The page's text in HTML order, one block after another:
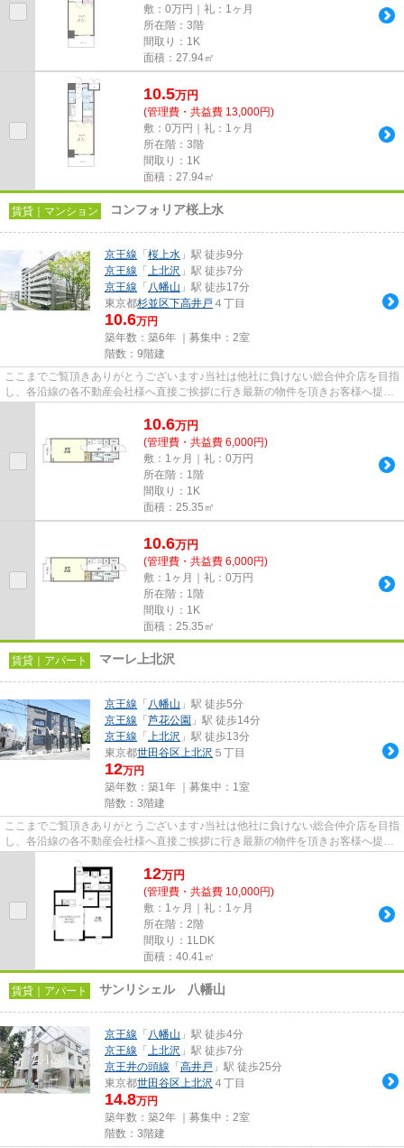
敷：0万円｜礼：1ヶ月
所在階：3階
間取り：1K
面積：27.94㎡
10.5万円
(管理費・共益費 13,000円)
敷：0万円｜礼：1ヶ月
所在階：3階
間取り：1K
面積：27.94㎡
賃貸｜マンション コンフォリア桜上水
京王線 「 桜上水 」駅 徒歩9分
京王線 「 上北沢 」駅 徒歩7分
京王線 「 八幡山 」駅 徒歩17分
東京都杉並区下高井戸 ４丁目
10.6万円
築年数：築6年 ｜募集中： 2室
階数：9階建
ここまでご覧頂きありがとうございます♪当社は他社に負けない総合仲介店を目指
し、各沿線の各不動産会社様へ直接ご挨拶に行き最新の物件を頂きお客様へ提供
10.6万円
(管理費・共益費 6,000円)
敷：1ヶ月｜礼：0万円
所在階：1階
間取り：1K
面積：25.35㎡
10.6万円
(管理費・共益費 6,000円)
敷：1ヶ月｜礼：0万円
所在階：1階
間取り：1K
面積：25.35㎡
賃貸｜アパート マーレ上北沢
京王線 「 八幡山 」駅 徒歩5分
京王線 「 芦花公園 」駅 徒歩14分
京王線 「 上北沢 」駅 徒歩13分
東京都世田谷区上北沢 ５丁目
12万円
築年数：築1年 ｜募集中： 1室
階数：3階建
ここまでご覧頂きありがとうございます♪当社は他社に負けない総合仲介店を目指
し、各沿線の各不動産会社様へ直接ご挨拶に行き最新の物件を頂きお客様へ提供
12万円
(管理費・共益費 10,000円)
敷：1ヶ月｜礼：1ヶ月
所在階：2階
間取り：1LDK
面積：40.41㎡
賃貸｜アパート サンリシェル 八幡山
京王線 「 八幡山 」駅 徒歩4分
京王線 「 上北沢 」駅 徒歩7分
京王井の頭線 「 高井戸 」駅 徒歩25分
東京都世田谷区上北沢 ４丁目
14.8万円
築年数：築2年 ｜募集中： 2室
階数：3階建